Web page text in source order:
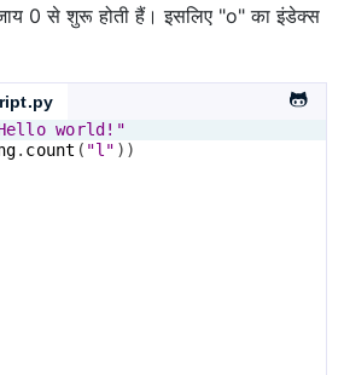
0 से शुरू होती हैं। इसलिए "o" का इंडेक्स
world!"
. count ( "l" ))